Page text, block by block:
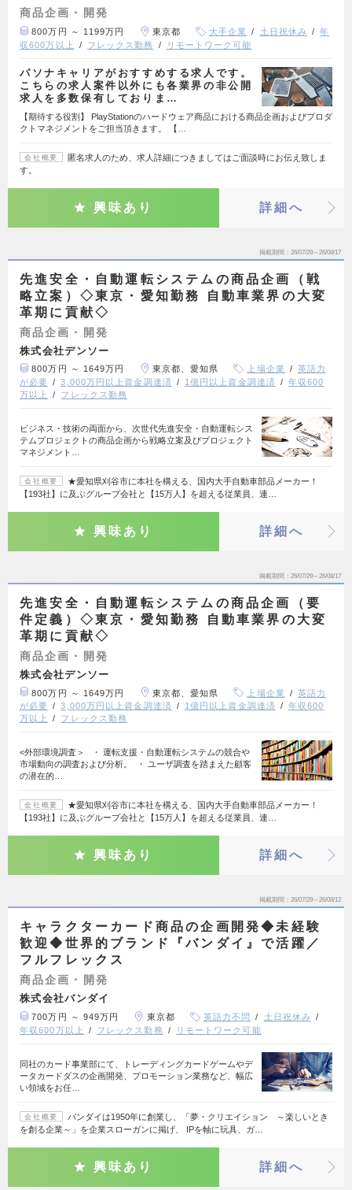
商品企画・開発
800万円 ～ 1199万円 東京都 大手企業 土日祝休み
年
収600万以上
フレックス勤務 リモートワーク可能
パソナキャリアがおすすめする求人です。
こちらの求人案件以外にも各業界の非公開
求人を多数保有しておりま…
【期待する役割】 PlayStationのハードウェア商品における商品企画およびプロダ
クトマネジメントをご担当頂きます。 【…
会社概要
匿名求人のため、求人詳細につきましてはご面談時にお伝え致しま
す。
興味あり 詳細へ
掲載期間 26/07/29～26/08/17
先進安全・自動運転システムの商品企画（戦
略立案）◇東京・愛知勤務 自動車業界の大変
革期に貢献◇
商品企画・開発
株式会社デンソー
800万円 ～ 1649万円 東京都、愛知県 上場企業
英語力
が必要
3,000万円以上資金調達済 1億円以上資金調達済
年収600
万以上
フレックス勤務
ビジネス・技術の両面から、次世代先進安全・自動運転シス
テムプロジェクトの商品企画から戦略立案及びプロジェクト
マネジメント…
会社概要
★愛知県刈谷市に本社を構える、国内大手自動車部品メーカー！
【193社】に及ぶグループ会社と【15万人】を超える従業員、連…
興味あり 詳細へ
掲載期間 26/07/29～26/08/17
先進安全・自動運転システムの商品企画（要
件定義）◇東京・愛知勤務 自動車業界の大変
革期に貢献◇
商品企画・開発
株式会社デンソー
800万円 ～ 1649万円 東京都、愛知県 上場企業
英語力
が必要
3,000万円以上資金調達済 1億円以上資金調達済
年収600
万以上
フレックス勤務
<外部環境調査＞ ・ 運転支援・自動運転システムの競合や
市場動向の調査および分析。 ・ ユーザ調査を踏まえた顧客
の潜在的…
会社概要
★愛知県刈谷市に本社を構える、国内大手自動車部品メーカー！
【193社】に及ぶグループ会社と【15万人】を超える従業員、連…
興味あり 詳細へ
掲載期間 26/07/29～26/08/12
キャラクターカード商品の企画開発◆未経験
歓迎◆世界的ブランド『バンダイ』で活躍／
フルフレックス
商品企画・開発
株式会社バンダイ
700万円 ～ 949万円 東京都 英語力不問
土日祝休み
年収600万以上
フレックス勤務 リモートワーク可能
同社のカード事業部にて、トレーディングカードゲームやデ
ータカードダスの企画開発、プロモーション業務など、幅広
い領域をお任…
会社概要
バンダイは1950年に創業し、「夢・クリエイション ～楽しいとき
を創る企業～」を企業スローガンに掲げ、 IPを軸に玩具、ガ…
興味あり 詳細へ